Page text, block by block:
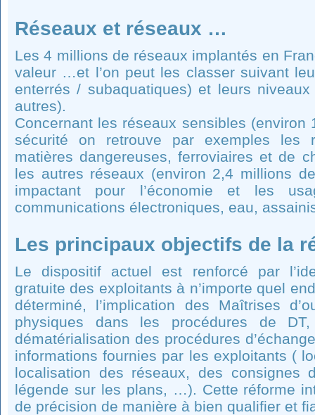
Réseaux et réseaux …
Les 4 millions de réseaux implantés en
valeur …et l’on peut les classer suivant
enterrés / subaquatiques) et leurs
autres).
Concernant les réseaux sensibles
sécurité on retrouve par exemples les
matières dangereuses, ferroviaires et de
les autres réseaux (environ 2,4 millions
impactant pour l’économie et les
communications électroniques, eau,
Les principaux objectifs de la
Le dispositif actuel est renforcé par
gratuite des exploitants à n’importe quel
déterminé, l’implication des Maîtrises
physiques dans les procédures de
dématérialisation des procédures
informations fournies par les exploitants (
localisation des réseaux, des consignes
légende sur les plans, …). Cette réforme
de précision de manière à bien qualifier et